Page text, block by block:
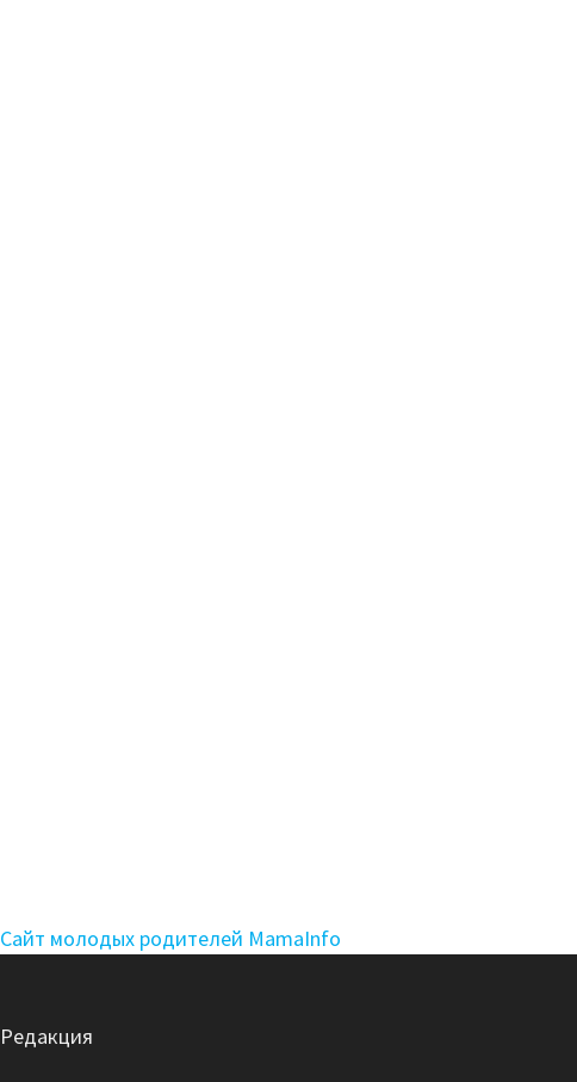
Сайт молодых родителей MamaInfo
Редакция